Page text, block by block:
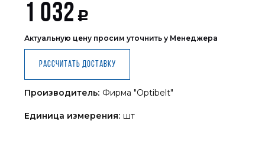
1 032 Р
Актуальную цену просим уточнить у Менеджера
Рассчитать доставку
Производитель: Фирма "Optibelt"
Единица измерения: шт